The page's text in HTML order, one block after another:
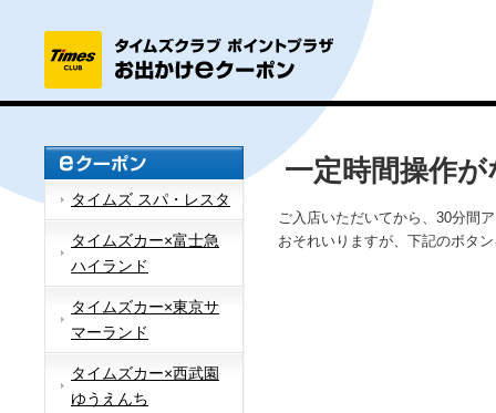
タイムズ スパ・レスタ
タイムズカー×富士急
ハイランド
タイムズカー×東京サ
マーランド
タイムズカー×西武園
ゆうえんち
一定時間操作
ご入店いただいてから、30分間
おそれいりますが、下記のボタ